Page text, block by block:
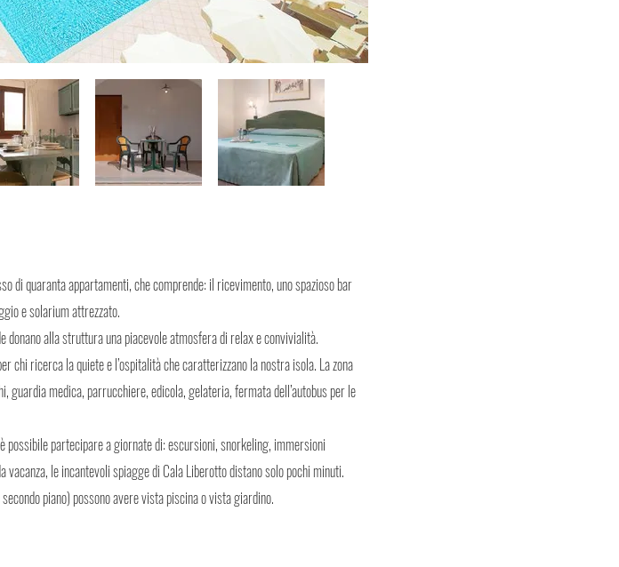
di quaranta appartamenti, che comprende: il ricevimento, uno spazioso bar
e solarium attrezzato.
donano alla struttura una piacevole atmosfera di relax e convivialità.
chi ricerca la quiete e l’ospitalità che caratterizzano la nostra isola. La zona
medica, parrucchiere, edicola, gelateria, fermata dell’autobus per le
possibile partecipare a giornate di: escursioni, snorkeling, immersioni
le incantevoli spiagge di Cala Liberotto distano solo pochi minuti.
piano) possono avere vista piscina o vista giardino.